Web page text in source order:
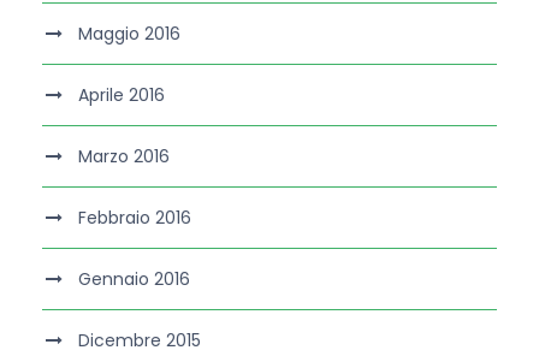
Maggio 2016
Aprile 2016
Marzo 2016
Febbraio 2016
Gennaio 2016
Dicembre 2015